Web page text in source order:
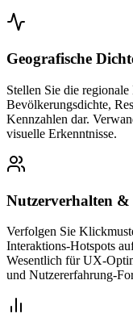
Geografische
Stellen Sie die
Bevölkerungsdichte,
Kennzahlen dar.
visuelle Erkenntnisse.
Nutzerverhalten
Verfolgen Sie
Interaktions-Hotspots
Wesentlich für UX-
und Nutzererfahrung-